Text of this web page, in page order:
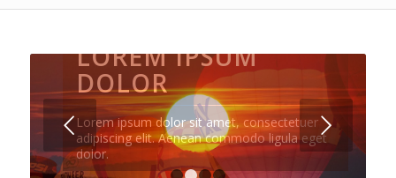
LOREM IPSUM
DOLOR
Lorem ipsum dolor sit amet, consectetuer
adipiscing elit. Aenean commodo ligula eget
dolor.
Posterior